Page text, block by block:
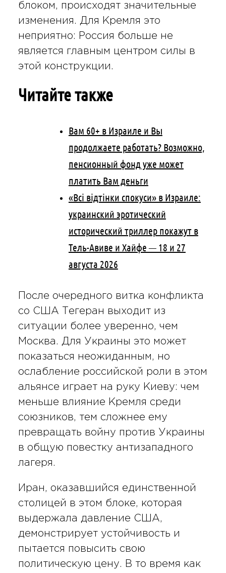
блоком, происходят значительные
изменения. Для Кремля это
неприятно: Россия больше не
является главным центром силы в
этой конструкции.
Читайте также
Вам 60+ в Израиле и Вы
продолжаете работать? Возможно,
пенсионный фонд уже может
платить Вам деньги
«Всі відтінки спокуси» в Израиле:
украинский эротический
исторический триллер покажут в
Тель-Авиве и Хайфе — 18 и 27
августа 2026
После очередного витка конфликта
со США Тегеран выходит из
ситуации более уверенно, чем
Москва. Для Украины это может
показаться неожиданным, но
ослабление российской роли в этом
альянсе играет на руку Киеву: чем
меньше влияние Кремля среди
союзников, тем сложнее ему
превращать войну против Украины
в общую повестку антизападного
лагеря.
Иран, оказавшийся единственной
столицей в этом блоке, которая
выдержала давление США,
демонстрирует устойчивость и
пытается повысить свою
политическую цену. В то время как